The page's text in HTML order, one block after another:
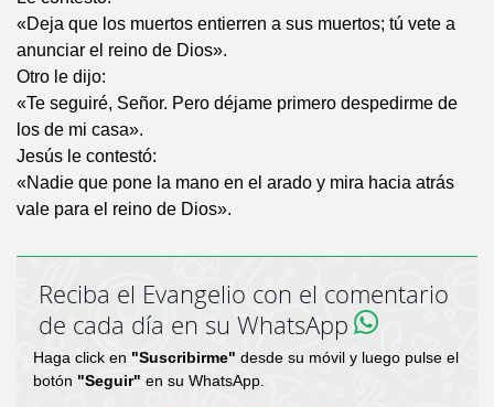
«Deja que los muertos entierren a sus muertos; tú vete a
anunciar el reino de Dios».
Otro le dijo:
«Te seguiré, Señor. Pero déjame primero despedirme de
los de mi casa».
Jesús le contestó:
«Nadie que pone la mano en el arado y mira hacia atrás
vale para el reino de Dios».
Reciba el Evangelio con el comentario
de cada día en su WhatsApp
Haga click en "Suscribirme" desde su móvil y luego pulse el
botón "Seguir" en su WhatsApp.